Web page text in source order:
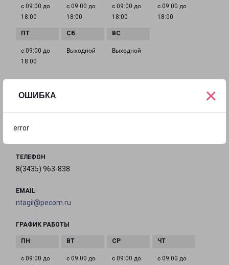
ОШИБКА
error
×
с 09:00 до
18:00
с 09:00 до
18:00
с 09:00 до
18:00
с 09:00 до
18:00
с 09:00 до
18:00
Выходной Выходной
НИЖНИЙ ТАГИЛ КРАСНОАРМЕЙСКАЯ 143
город Нижний Тагил, улица Красноармейская, 143
ТЕЛЕФОН
8(3435) 963-838
EMAIL
ntagil@pecom.ru
ГРАФИК РАБОТЫ
с 09:00 до
с 09:00 до
с 09:00 до
с 09:00 до